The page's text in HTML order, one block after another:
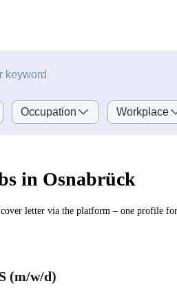
Occupation Workplace
in Osnabrück
letter via the platform – one profile
(m/w/d)